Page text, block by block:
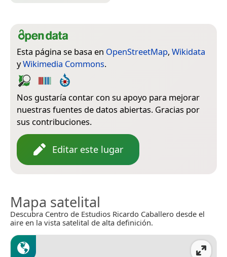
Esta página se basa en OpenStreetMap, Wikidata
yWikimedia Commons.
Nos gustaría contar con su apoyo para mejorar
nuestras fuentes de datos abiertas. Gracias por
sus contribuciones.
Editar este lugar
Mapa satelital
Descubra Centro de Estudios Ricardo Caballero desde el
aire en la vista satelital de alta definición.